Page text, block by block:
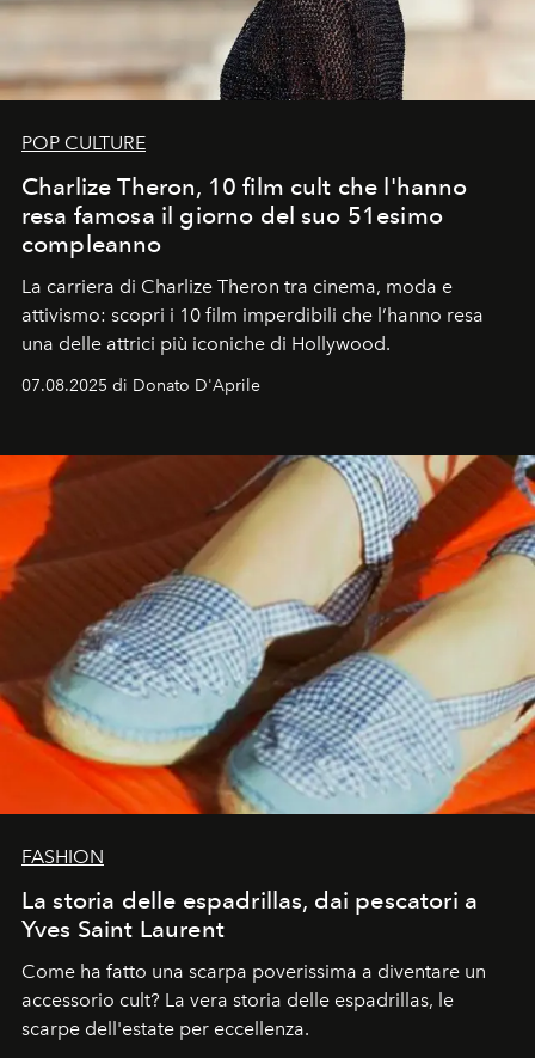
POP CULTURE
Charlize Theron, 10 film cult che l'hanno
resa famosa il giorno del suo 51esimo
compleanno
La carriera di Charlize Theron tra cinema, moda e
attivismo: scopri i 10 film imperdibili che l’hanno resa
una delle attrici più iconiche di Hollywood.
07.08.2025 di Donato D'Aprile
FASHION
La storia delle espadrillas, dai pescatori a
Yves Saint Laurent
Come ha fatto una scarpa poverissima a diventare un
accessorio cult? La vera storia delle espadrillas, le
scarpe dell'estate per eccellenza.